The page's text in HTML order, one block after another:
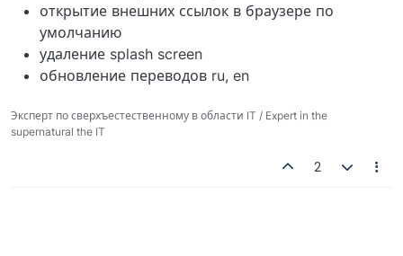
открытие внешних ссылок в браузере по
умолчанию
удаление splash screen
обновление переводов ru, en
Эксперт по сверхъестественному в области IT / Expert in the
supernatural the IT
2